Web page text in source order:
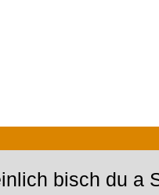
bisch du a